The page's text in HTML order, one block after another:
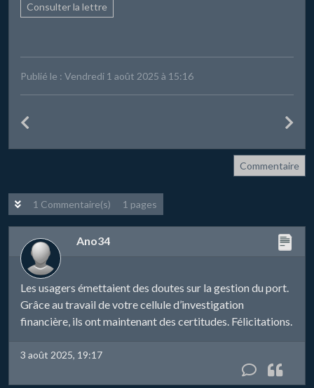
Consulter la lettre
Publié le : Vendredi 1 août 2025 à 15:16
Commentaire
1 Commentaire(s) 1 pages
Ano34
Les usagers émettaient des doutes sur la gestion du port.
Grâce au travail de votre cellule d’investigation
financière, ils ont maintenant des certitudes. Félicitations.
3 août 2025, 19:17